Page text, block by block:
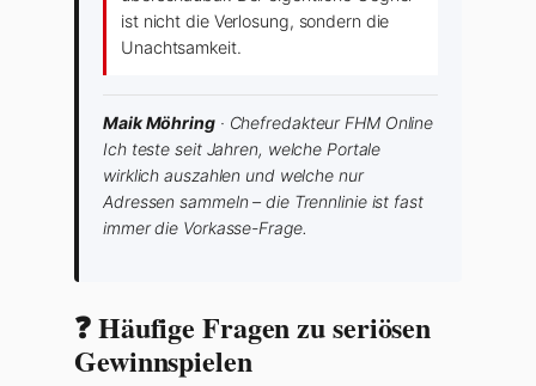
ist nicht die Verlosung, sondern die
Unachtsamkeit.
Maik Möhring· Chefredakteur FHM Online
Ich teste seit Jahren, welche Portale
wirklich auszahlen und welche nur
Adressen sammeln – die Trennlinie ist fast
immer die Vorkasse-Frage.
❓ Häufige Fragen zu seriösen
Gewinnspielen